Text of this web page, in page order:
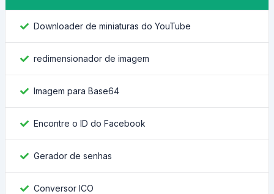
Downloader de miniaturas do YouTube
redimensionador de imagem
Imagem para Base64
Encontre o ID do Facebook
Gerador de senhas
Conversor ICO